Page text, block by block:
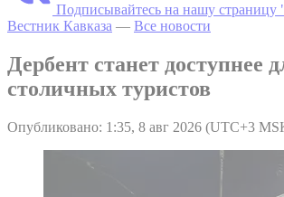
Подписывайтесь на нашу страницу
Вестник Кавказа — Все новости
Дербент станет доступнее
столичных туристов
Опубликовано: 1:35, 8 авг 2026 (UTC+3